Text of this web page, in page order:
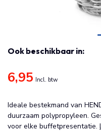
Ook beschikbaar in:
6,95 Incl. btw
Ideale bestekmand van
duurzaam polypropyleen.
voor elke buffetpresentatie.